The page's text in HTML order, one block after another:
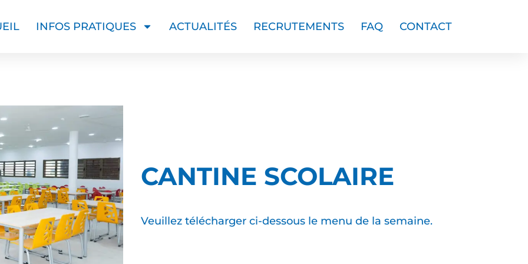
INFOS PRATIQUES ACTUALITÉS RECRUTEMENTS FAQ CONTACT
CANTINE SCOLAIRE
Veuillez télécharger ci-dessous le menu de la semaine.